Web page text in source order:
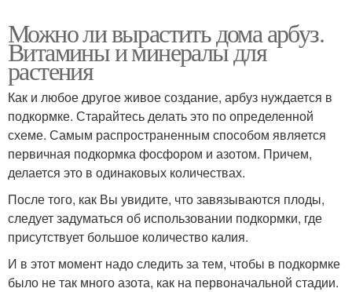
Можно ли вырастить дома арбуз.
Витамины и минералы для
растения
Как и любое другое живое создание, арбуз нуждается в
подкормке. Старайтесь делать это по определенной
схеме. Самым распространенным способом является
первичная подкормка фосфором и азотом. Причем,
делается это в одинаковых количествах.
После того, как Вы увидите, что завязываются плоды,
следует задуматься об использовании подкормки, где
присутствует большое количество калия.
И в этот момент надо следить за тем, чтобы в подкормке
было не так много азота, как на первоначальной стадии.